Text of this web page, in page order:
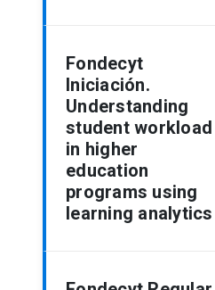
Fondecyt
Iniciación.
Understanding
student workload
in higher
education
programs using
learning analytics